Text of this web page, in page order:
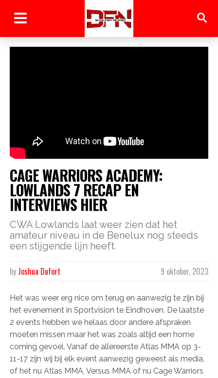
CAGE WARRIORS ACADEMY:
LOWLANDS 7 RECAP EN
INTERVIEWS HIER
CWA Lowlands laat weer zien dat het
amateur niveau in de Benelux nog steeds
een stijgende lijn heeft.
9 oktober, 2023
by Joshua Dufort
Het was weer erg nice om terug en aanwezig te zijn bij
het evenement in Sportvision te Eindhoven. De laatste
2 events hebben we helaas door andere afspraken
moeten missen maar het was zoals altijd een home
coming gevoel. Vanaf de allereerste Atlas MMA op 3-
11-17 zijn wij bij elk event aanwezig geweest als media,
of het nu Atlas MMA, Versus MMA of nu Cage Warriors